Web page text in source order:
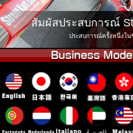
Tokyo Shibuya Annex
Tokyo Asakusa
Okinawa
สัมผัสประสบการณ์
ประสบการณ์ครั้งหนึ่งใน